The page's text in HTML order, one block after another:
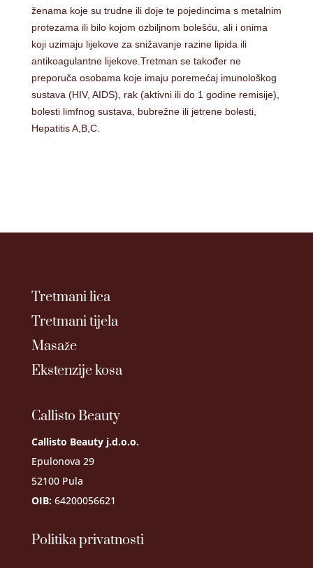
ženama koje su trudne ili doje te pojedincima s metalnim
protezama ili bilo kojom ozbiljnom bolešću, ali i onima
koji uzimaju lijekove za snižavanje razine lipida ili
antikoagulantne lijekove.Tretman se također ne
preporuča osobama koje imaju poremećaj imunološkog
sustava (HIV, AIDS), rak (aktivni ili do 1 godine remisije),
bolesti limfnog sustava, bubrežne ili jetrene bolesti,
Hepatitis A,B,C.
Tretmani lica
Tretmani tijela
Masaže
Ekstenzije kosa
Callisto Beauty
Callisto Beauty j.d.o.o.
Epulonova 29
52100 Pula
OIB:64200056621
Politika privatnosti